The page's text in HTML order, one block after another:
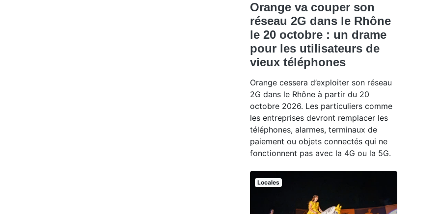
Orange va couper son
réseau 2G dans le Rhône
le 20 octobre : un drame
pour les utilisateurs de
vieux téléphones
Orange cessera d’exploiter son réseau
2G dans le Rhône à partir du 20
octobre 2026. Les particuliers comme
les entreprises devront remplacer les
téléphones, alarmes, terminaux de
paiement ou objets connectés qui ne
fonctionnent pas avec la 4G ou la 5G.
Locales